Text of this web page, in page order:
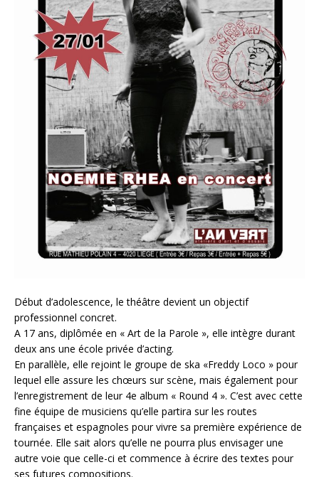
Début d’adolescence, le théâtre devient un objectif
professionnel concret.
A 17 ans, diplômée en « Art de la Parole », elle intègre durant
deux ans une école privée d’acting.
En parallèle, elle rejoint le groupe de ska «Freddy Loco » pour
lequel elle assure les chœurs sur scène, mais également pour
l’enregistrement de leur 4e album « Round 4 ». C’est avec cette
fine équipe de musiciens qu’elle partira sur les routes
françaises et espagnoles pour vivre sa première expérience de
tournée. Elle sait alors qu’elle ne pourra plus envisager une
autre voie que celle-ci et commence à écrire des textes pour
ses futures compositions.